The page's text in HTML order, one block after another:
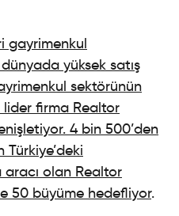
gayrimenkul
yüksek satış
sektörünün
lider firma Realtor
4 bin 500’den
Türkiye’deki
aracı olan Realtor
50 büyüme hedefliyor.